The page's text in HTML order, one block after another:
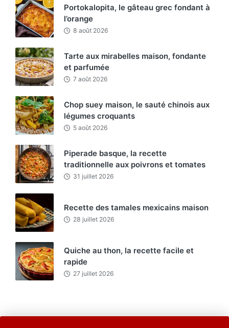
Portokalopita, le gâteau grec fondant à
l’orange
8 août 2026
Tarte aux mirabelles maison, fondante
et parfumée
7 août 2026
Chop suey maison, le sauté chinois aux
légumes croquants
5 août 2026
Piperade basque, la recette
traditionnelle aux poivrons et tomates
31 juillet 2026
Recette des tamales mexicains maison
28 juillet 2026
Quiche au thon, la recette facile et
rapide
27 juillet 2026